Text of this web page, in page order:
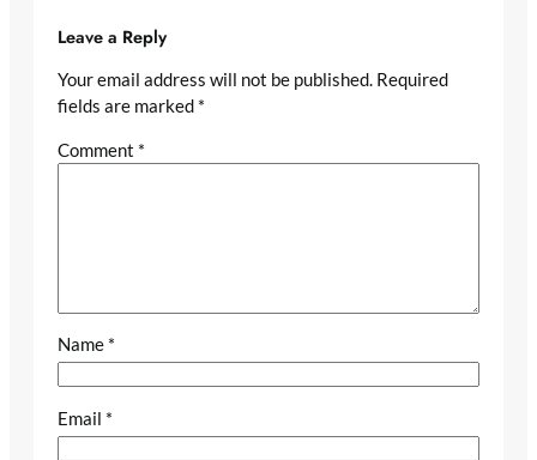
Leave a Reply
Your email address will not be published. Required
fields are marked *
Comment *
Name *
Email *